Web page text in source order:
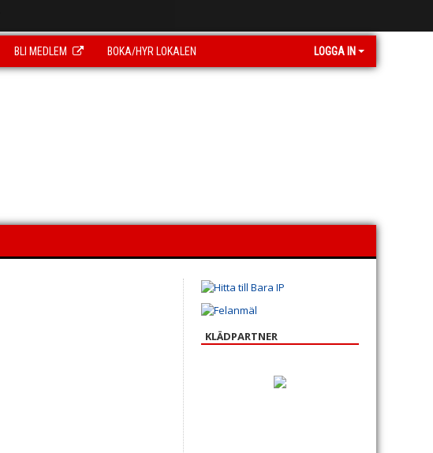
BLI MEDLEM BOKA/HYR LOKALEN LOGGA IN
KLÄDPARTNER